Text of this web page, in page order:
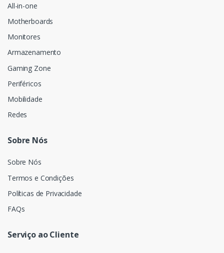
All-in-one
Motherboards
Monitores
Armazenamento
Gaming Zone
Periféricos
Mobilidade
Redes
Sobre Nós
Sobre Nós
Termos e Condições
Políticas de Privacidade
FAQs
Serviço ao Cliente